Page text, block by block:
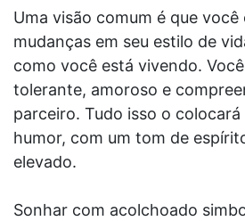
Uma visão comum é que
mudanças em seu estilo de
como você está vivendo.
tolerante, amoroso e
parceiro. Tudo isso o
humor, com um tom de
elevado.
Sonhar com acolchoado